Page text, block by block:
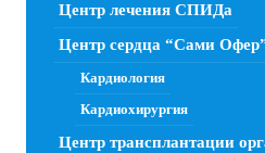
Центр лечения СПИДа
Центр сердца “Сами
Кардиология
Кардиохирургия
Центр трансплантации